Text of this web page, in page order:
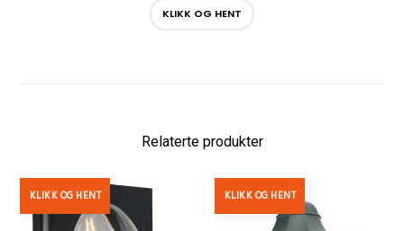
KLIKK OG HENT
Relaterte produkter
KLIKK OG HENT KLIKK OG HENT